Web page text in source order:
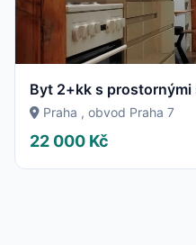
Byt 2+kk s
Praha , obvod Praha 7
22 000 Kč